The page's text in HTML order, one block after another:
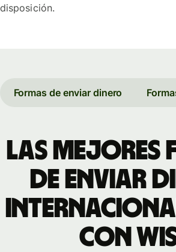
disposición.
Formas de enviar dinero
Las mejores
de enviar
con